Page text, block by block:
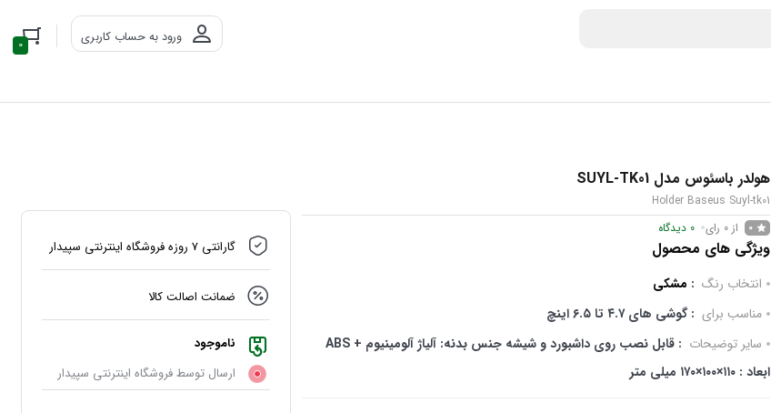
ورود به حساب کاربری 0
هولدر باسئوس مدل SUYL-TK01
Holder Baseus Suyl-tk01
0 از 0 رای 0 دیدگاه
ویژگی های محصول
انتخاب رنگ : مشکی
مناسب برای : گوشی های ۴.۷ تا ۶.۵ اینچ
سایر توضیحات
: قابل نصب روی داشبورد و شیشه جنس بدنه: آلیاژ آلومینیوم + ABS
ابعاد : ۱۱۰×۱۰۰×۱۷۰ میلی متر
گارانتی 7 روزه فروشگاه اینترنتی سپیدار
ضمانت اصالت کالا
ناموجود
ارسال توسط فروشگاه اینترنتی سپیدار